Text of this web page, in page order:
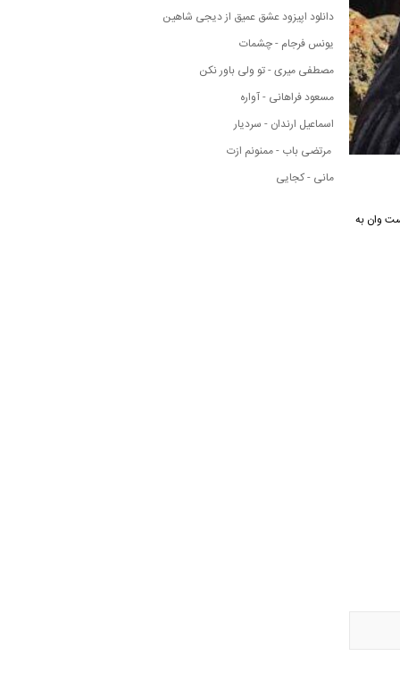
نکست وان به
دانلود اپیزود عشق عمیق از دیجی شاهین
یونس فرجام - چشمات
مصطفی میری - تو ولی باور نکن
مسعود فراهانی - آواره
اسماعیل ارندان - سردیار
مرتضی باب - ممنونم ازت
مانی - کجایی